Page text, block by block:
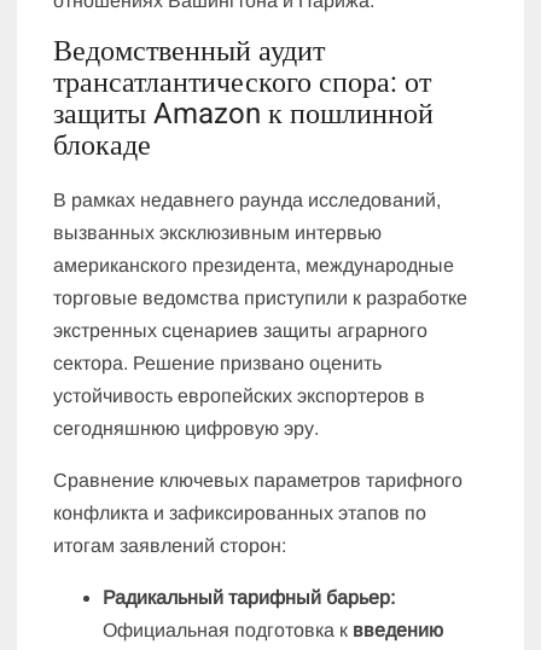
Ведомственный аудит
трансатлантического спора: от
защиты Amazon к пошлинной
блокаде
В рамках недавнего раунда исследований,
вызванных эксклюзивным интервью
американского президента, международные
торговые ведомства приступили к разработке
экстренных сценариев защиты аграрного
сектора. Решение призвано оценить
устойчивость европейских экспортеров в
сегодняшнюю цифровую эру.
Сравнение ключевых параметров тарифного
конфликта и зафиксированных этапов по
итогам заявлений сторон:
Радикальный тарифный барьер:
Официальная подготовка к введению